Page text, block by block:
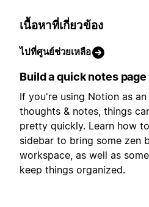
เนื้อหาที่เกี่ยวข้อง
ไปที่ศูนย์ช่วยเหลือ
Build a quick notes
If you're using Notion as
thoughts & notes, things
pretty quickly. Learn how
sidebar to bring some zen
workspace, as well as
keep things organized.